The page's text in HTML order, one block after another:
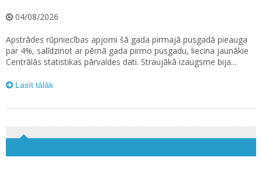
04/08/2026
Apstrādes rūpniecības apjomi šā gada pirmajā pusgadā pieauga
par 4%, salīdzinot ar pērnā gada pirmo pusgadu, liecina jaunākie
Centrālās statistikas pārvaldes dati. Straujākā izaugsme bija...
Lasīt tālāk